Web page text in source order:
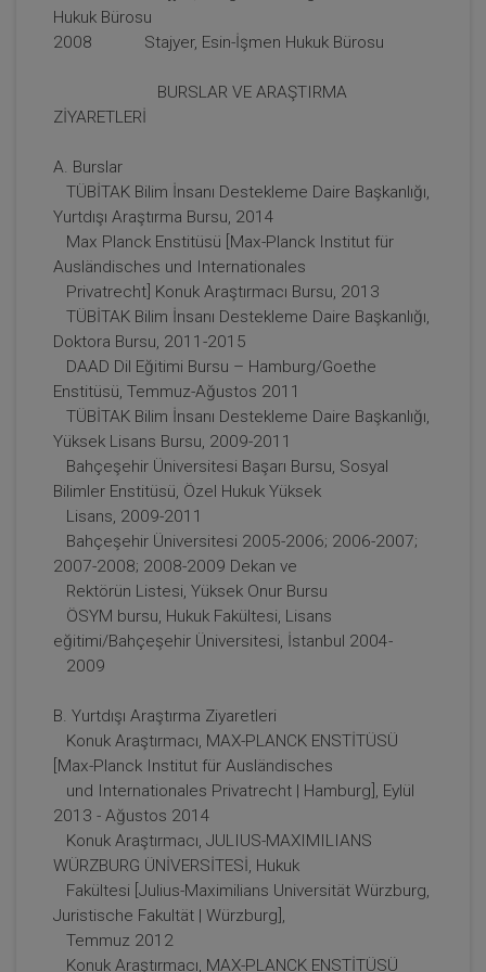
Tüketici Hukuku Enstitüsü
Tazminat Hukuku - IV. Borçlar Hukuku Kongresi -
IV. Oturum
360 TL Sepete Ekle
Tüketici Hukuku Enstitüsü
Borçların İfası ve İfa Edilmemesi - IV. Borçlar
Hukuku Kongresi - V. Oturum
360 TL
Tüketici Hukuku Enstitüsü
Hukuk Bürosu
2008 Stajyer, Esin-İşmen Hukuk Bürosu
BURSLAR VE ARAŞTIRMA
ZİYARETLERİ
A. Burslar
TÜBİTAK Bilim İnsanı Destekleme Daire Başkanlığı,
Yurtdışı Araştırma Bursu, 2014
Max Planck Enstitüsü [Max-Planck Institut für
Ausländisches und Internationales
Privatrecht] Konuk Araştırmacı Bursu, 2013
TÜBİTAK Bilim İnsanı Destekleme Daire Başkanlığı,
Doktora Bursu, 2011-2015
DAAD Dil Eğitimi Bursu – Hamburg/Goethe
Enstitüsü, Temmuz-Ağustos 2011
TÜBİTAK Bilim İnsanı Destekleme Daire Başkanlığı,
Yüksek Lisans Bursu, 2009-2011
Bahçeşehir Üniversitesi Başarı Bursu, Sosyal
Bilimler Enstitüsü, Özel Hukuk Yüksek
Lisans, 2009-2011
Bahçeşehir Üniversitesi 2005-2006; 2006-2007;
2007-2008; 2008-2009 Dekan ve
Rektörün Listesi, Yüksek Onur Bursu
ÖSYM bursu, Hukuk Fakültesi, Lisans
eğitimi/Bahçeşehir Üniversitesi, İstanbul 2004-
2009
B. Yurtdışı Araştırma Ziyaretleri
Konuk Araştırmacı, MAX-PLANCK ENSTİTÜSÜ
[Max-Planck Institut für Ausländisches
und Internationales Privatrecht | Hamburg], Eylül
2013 - Ağustos 2014
Konuk Araştırmacı, JULIUS-MAXIMILIANS
WÜRZBURG ÜNİVERSİTESİ, Hukuk
Fakültesi [Julius-Maximilians Universität Würzburg,
Juristische Fakultät | Würzburg],
Temmuz 2012
Konuk Araştırmacı, MAX-PLANCK ENSTİTÜSÜ